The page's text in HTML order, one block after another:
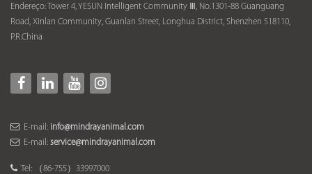
Endereço: Tower 4, YESUN Intelligent Community Ⅲ, No.1301-88 Guanguang
Road, Xinlan Community, Guanlan Street, Longhua District, Shenzhen 518110,
P.R.China
E-mail: info@mindrayanimal.com
E-mail: service@mindrayanimal.com
Tel: （86-755）33997000